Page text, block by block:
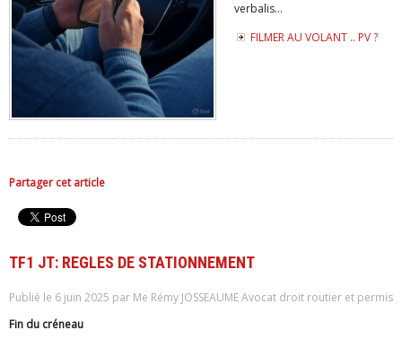
verbalis...
FILMER AU VOLANT .. PV ?
Partager cet article
TF1 JT: REGLES DE STATIONNEMENT
Publié le 6 juin 2025 par Me Rémy JOSSEAUME Avocat droit routier et permis
Fin du créneau